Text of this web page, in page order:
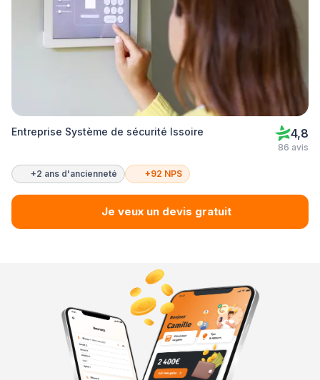
Entreprise Système de sécurité Issoire 4,8
86 avis
+2 ans d'ancienneté +92 NPS
Je veux un devis gratuit